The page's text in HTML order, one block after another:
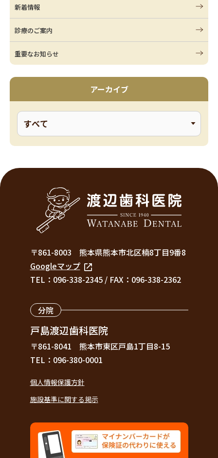
新着情報
診療のご案内
重要なお知らせ
アーカイブ
〒861-8003 熊本県熊本市北区楠8丁目9番8
Googleマップ
TEL：096-338-2345/ FAX：096-338-2362
分院
戸島渡辺歯科医院
〒861-8041 熊本市東区戸島1丁目8-15
TEL：096-380-0001
個人情報保護方針
施設基準に関する掲示